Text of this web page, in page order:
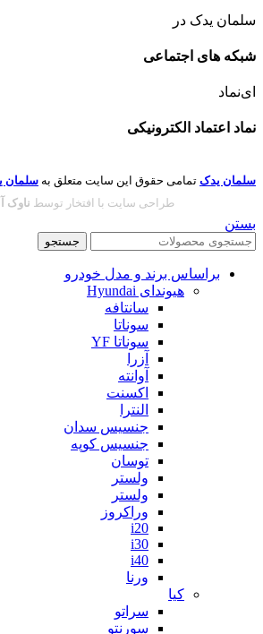
سلمان یدک در
شبکه های اجتماعی
ای‌نماد
نماد اعتماد الکترونیکی
سلمان یدک تمامی حقوق این سایت متعلق به سلمان
طراحی سایت با افتخار توسط ناوک
بستن
جستجو
براساس برند و مدل خودرو
هیوندای Hyundai
سانتافه
سوناتا
سوناتا YF
آزرا
آوانته
اکسنت
النترا
جنسیس سدان
جنسیس کوپه
توسان
ولستر
ولستر
وراکروز
i20
i30
i40
ورنا
کیا
سراتو
سورنتو